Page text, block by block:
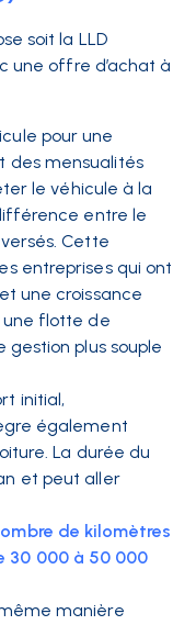
soit la LLD
une offre d’achat à
pour une
des mensualités
le véhicule à la
entre le
Cette
entreprises qui ont
une croissance
une flotte de
gestion plus souple
initial,
également
La durée du
et peut aller
de kilomètres
30 000 à 50 000
manière